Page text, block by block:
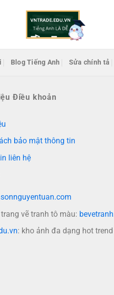
Blog Tiếng Anh Sửa chính tả
Điều khoản
bảo mật thông tin
liên hệ
vẽ tranh tô màu:
: kho ảnh đa dạng hot trend